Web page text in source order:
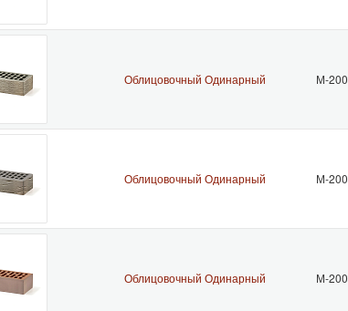
Облицовочный Одинарный М-200
Облицовочный Одинарный М-200
Облицовочный Одинарный М-200